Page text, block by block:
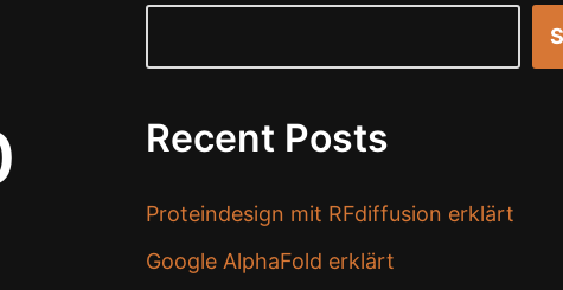
Recent Posts
Proteindesign mit RFdiffusion erklärt
Google AlphaFold erklärt